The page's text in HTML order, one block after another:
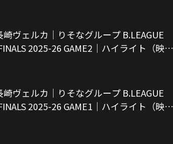
崎ヴェルカ｜りそなグループ B.LEAGUE
2025-26 GAME2｜ハイライト（映像
ルク東京）
崎ヴェルカ｜りそなグループ B.LEAGUE
2025-26 GAME1｜ハイライト（映像
ルク東京）